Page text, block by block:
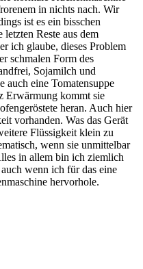
in nichts nach. Wir
ist es ein bisschen
Reste aus dem
ich glaube, dieses Problem
schmalen Form des
Sojamilch und
auch eine Tomatensuppe
Erwärmung kommt sie
heran. Auch hier
vorhanden. Was das Gerät
Flüssigkeit klein zu
wenn sie unmittelbar
in allem bin ich ziemlich
wenn ich für das eine
hervorhole.